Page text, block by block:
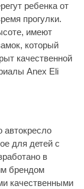
ребенка от
прогулки.
имеют
который
качественной
Anex Eli
автокресло
для детей с
в
брендом
качественными